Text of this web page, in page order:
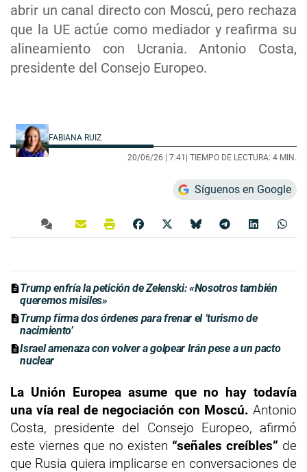
abrir un canal directo con Moscú, pero rechaza
que la UE actúe como mediador y reafirma su
alineamiento con Ucrania. Antonio Costa,
presidente del Consejo Europeo.
FABIANA RUIZ
20/06/26 | 7:41 | TIEMPO DE LECTURA: 4 MIN.
Síguenos en Google
Trump enfría la petición de Zelenski: «Nosotros también
queremos misiles»
Trump firma dos órdenes para frenar el ‘turismo de
nacimiento’
Israel amenaza con volver a golpear Irán pese a un pacto
nuclear
La Unión Europea asume que no hay todavía
una vía real de negociación con Moscú. Antonio
Costa, presidente del Consejo Europeo, afirmó
este viernes que no existen “señales creíbles” de
que Rusia quiera implicarse en conversaciones de